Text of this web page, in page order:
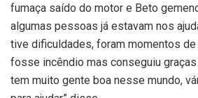
fumaça saído do motor e Beto
algumas pessoas já estavam nos
tive dificuldades, foram momentos
fosse incêndio mas conseguiu
tem muito gente boa nesse mundo,